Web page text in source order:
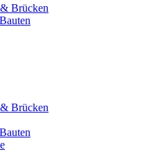
Brücken
Brücken